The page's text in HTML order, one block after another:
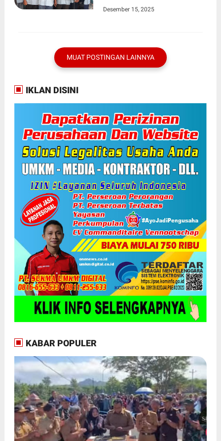
Desember 15, 2025
MUAT POSTINGAN LAINNYA
IKLAN DISINI
KABAR POPULER